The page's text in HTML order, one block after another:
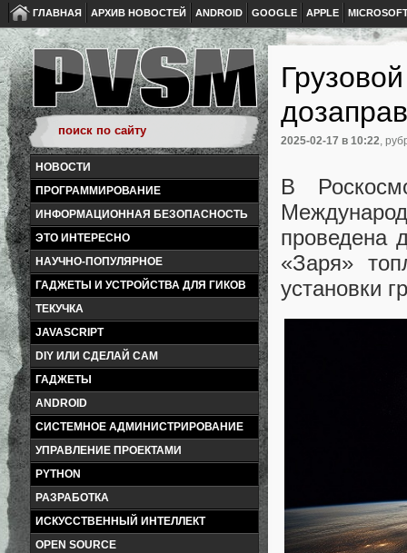
ГЛАВНАЯ АРХИВ НОВОСТЕЙ ANDROID GOOGLE APPLE
НОВОСТИ
ПРОГРАММИРОВАНИЕ
ИНФОРМАЦИОННАЯ БЕЗОПАСНОСТЬ
ЭТО ИНТЕРЕСНО
НАУЧНО-ПОПУЛЯРНОЕ
ГАДЖЕТЫ И УСТРОЙСТВА ДЛЯ ГИКОВ
ТЕКУЧКА
JAVASCRIPT
DIY ИЛИ СДЕЛАЙ САМ
ГАДЖЕТЫ
ANDROID
СИСТЕМНОЕ АДМИНИСТРИРОВАНИЕ
УПРАВЛЕНИЕ ПРОЕКТАМИ
PYTHON
РАЗРАБОТКА
ИСКУССТВЕННЫЙ ИНТЕЛЛЕКТ
OPEN SOURCE
2025-02-17 в 10:22,
В
проведена
«Заря»
установки